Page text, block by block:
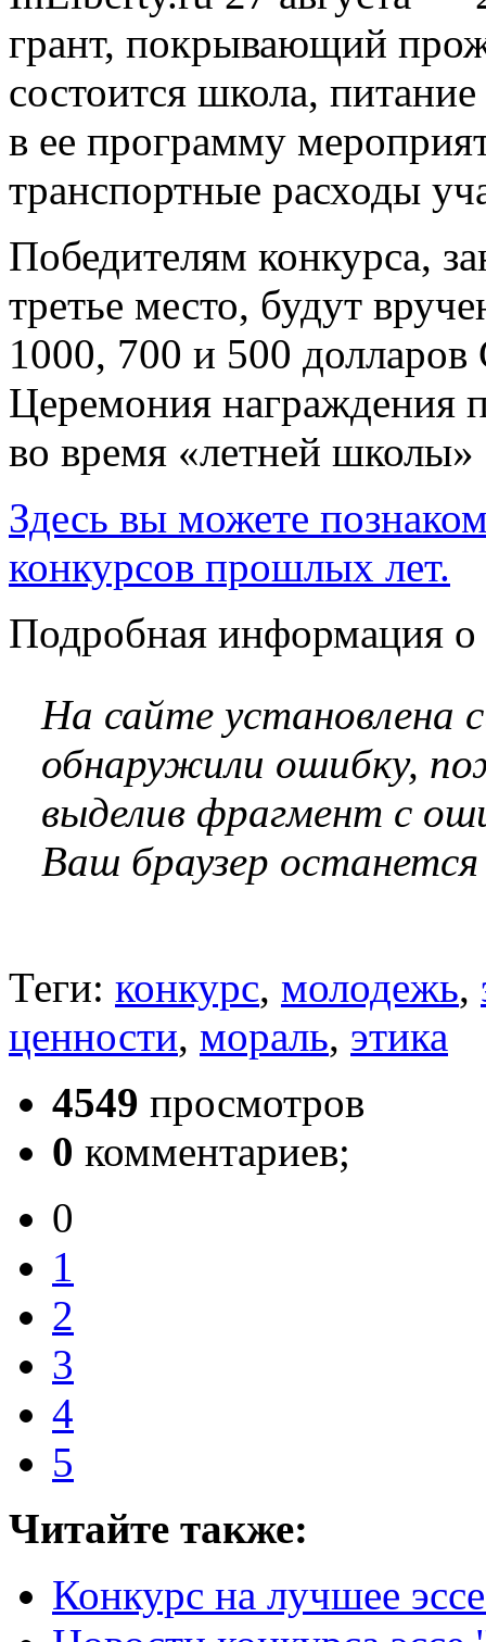
грант, покрывающий
состоится школа,
в ее программу
транспортные расходы
Победителям конкурса,
третье место, будут
1000, 700 и 500
Церемония награждения
во время «летней
Здесь вы можете
конкурсов прошлых лет.
Подробная информация о
На сайте установлена
обнаружили ошибку,
выделив фрагмент с
Ваш браузер
Теги: конкурс, молодежь,
ценности, мораль, этика
4549 просмотров
0 комментариев;
0
1
2
3
4
5
Читайте также:
Конкурс на лучшее